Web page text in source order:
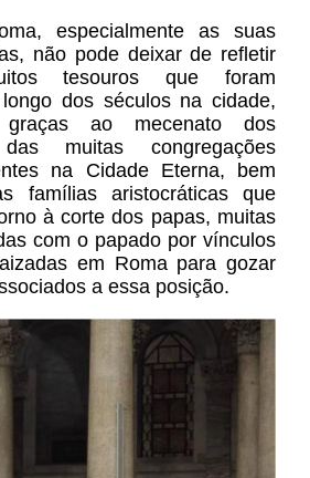
especialmente as suas
não pode deixar de refletir
tesouros que foram
dos séculos na cidade,
ao mecenato dos
muitas congregações
na Cidade Eterna, bem
famílias aristocráticas que
à corte dos papas, muitas
com o papado por vínculos
em Roma para gozar
a essa posição.